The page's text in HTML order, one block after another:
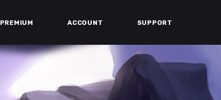
PREMIUM ACCOUNT SUPPORT